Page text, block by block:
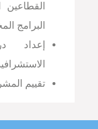
البرامج
إعداد
تقييم
لدى